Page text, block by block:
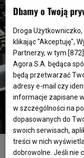
Shutterstock
Dbamy o Twoją
Droga
klikając "Akceptuję",
Partnerzy, w tym [872
Agora S.A. będąca
będą przetwarzać
adresy e-mail czy
informacje zapisane
w szczególności na
dopasowanych do
swoich serwisach,
treści w nich
dobrowolne. Jeśli nie